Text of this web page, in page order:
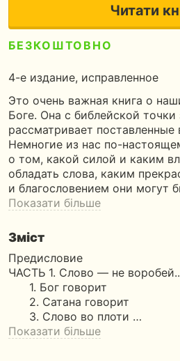
Читати
БЕЗКОШТОВНО
4-е издание, исправленное
Это очень важная книга о
Боге. Она с библейской точки
рассматривает поставленные
Немногие из нас по-
о том, какой силой и каким
обладать слова, каким
и благословением они могут
Показати більше
Зміст
Предисловие
ЧАСТЬ 1. Слово — не
1. Бог говорит
2. Сатана говорит
3. Слово во плоти …
Показати більше